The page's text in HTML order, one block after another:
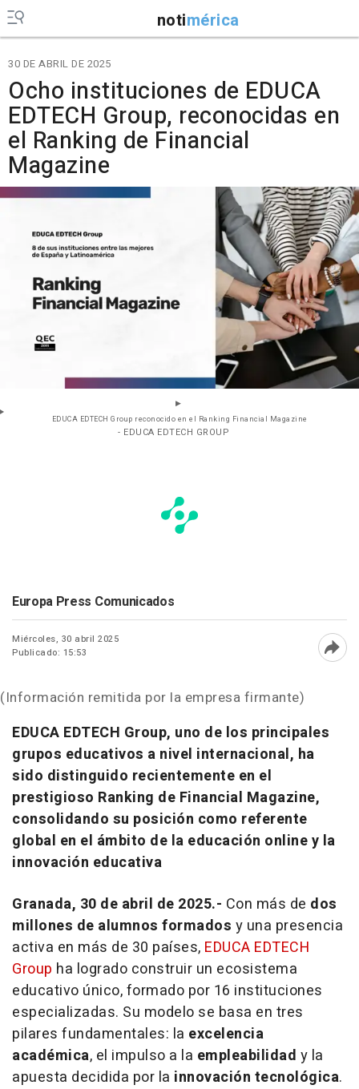
notimérica
30 DE ABRIL DE 2025
Ocho instituciones de EDUCA
EDTECH Group, reconocidas en
el Ranking de Financial
Magazine
EDUCA EDTECH Group reconocido en el Ranking Financial Magazine
- EDUCA EDTECH GROUP
Europa Press Comunicados
Miércoles, 30 abril 2025
Publicado: 15:53
(Información remitida por la empresa firmante)
EDUCA EDTECH Group, uno de los principales
grupos educativos a nivel internacional, ha
sido distinguido recientemente en el
prestigioso Ranking de Financial Magazine,
consolidando su posición como referente
global en el ámbito de la educación online y la
innovación educativa
Granada, 30 de abril de 2025.- Con más de dos
millones de alumnos formados y una presencia
activa en más de 30 países, EDUCA EDTECH
Group ha logrado construir un ecosistema
educativo único, formado por 16 instituciones
especializadas. Su modelo se basa en tres
pilares fundamentales: la excelencia
académica, el impulso a la empleabilidad y la
apuesta decidida por la innovación tecnológica.